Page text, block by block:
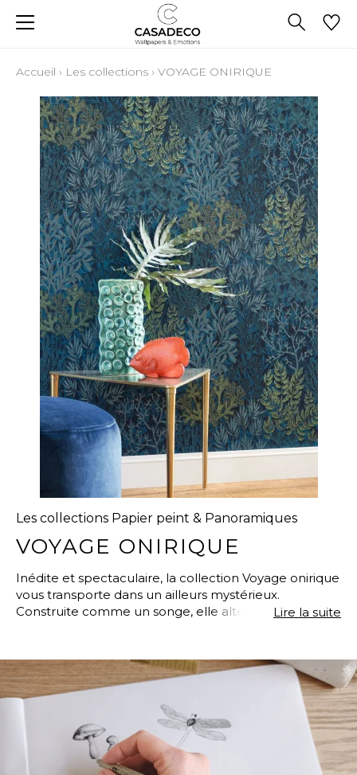
Accueil › Les collections › VOYAGE ONIRIQUE
Les collections Papier peint & Panoramiques
VOYAGE ONIRIQUE
Inédite et spectaculaire, la collection Voyage onirique
vous transporte dans un ailleurs mystérieux.
Construite comme un songe, elle alterne des
fois... un voyage qui commence au fond des mers, au
milieu des coraux de Récifs. Un zoom ou un
clignement d’œil fait tout à coup apparaître
l’Atlantide. Ici, baleines à la Pinocchio, tortues et
bancs de poisson flottent comme en suspension.
Lire la suite